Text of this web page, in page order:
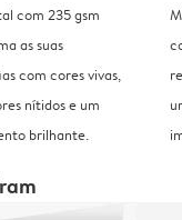
com 235 gsm
as suas
com cores vivas,
nítidos e um
brilhante.